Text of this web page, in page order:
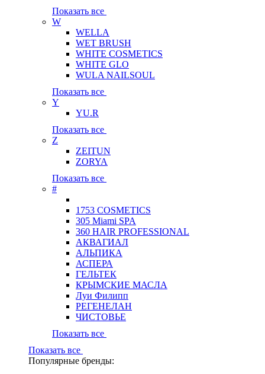
Показать все
W
WELLA
WET BRUSH
WHITE COSMETICS
WHITE GLO
WULA NAILSOUL
Показать все
Y
YU.R
Показать все
Z
ZEITUN
ZORYA
Показать все
#
1753 COSMETICS
305 Miami SPA
360 HAIR PROFESSIONAL
АКВАГИАЛ
АЛЬПИКА
АСПЕРА
ГЕЛЬТЕК
КРЫМСКИЕ МАСЛА
Луи Филипп
РЕГЕНЕЛАН
ЧИСТОВЬЕ
Показать все
Показать все
Популярные бренды: